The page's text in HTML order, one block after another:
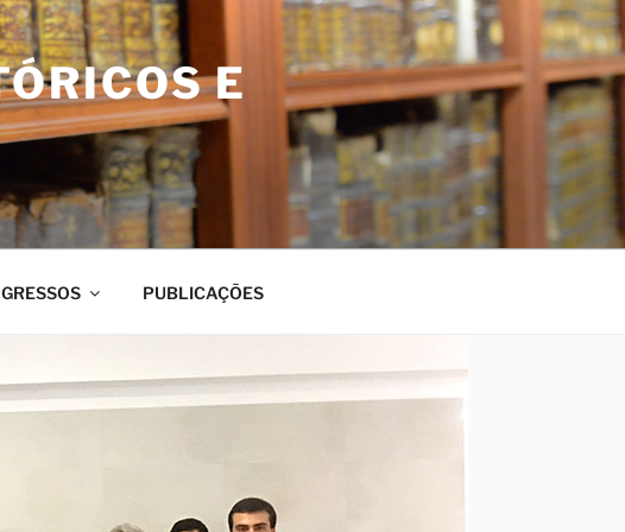
E
PUBLICAÇÕES